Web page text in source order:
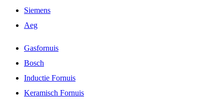
Siemens
Aeg
Gasfornuis
Bosch
Inductie Fornuis
Keramisch Fornuis